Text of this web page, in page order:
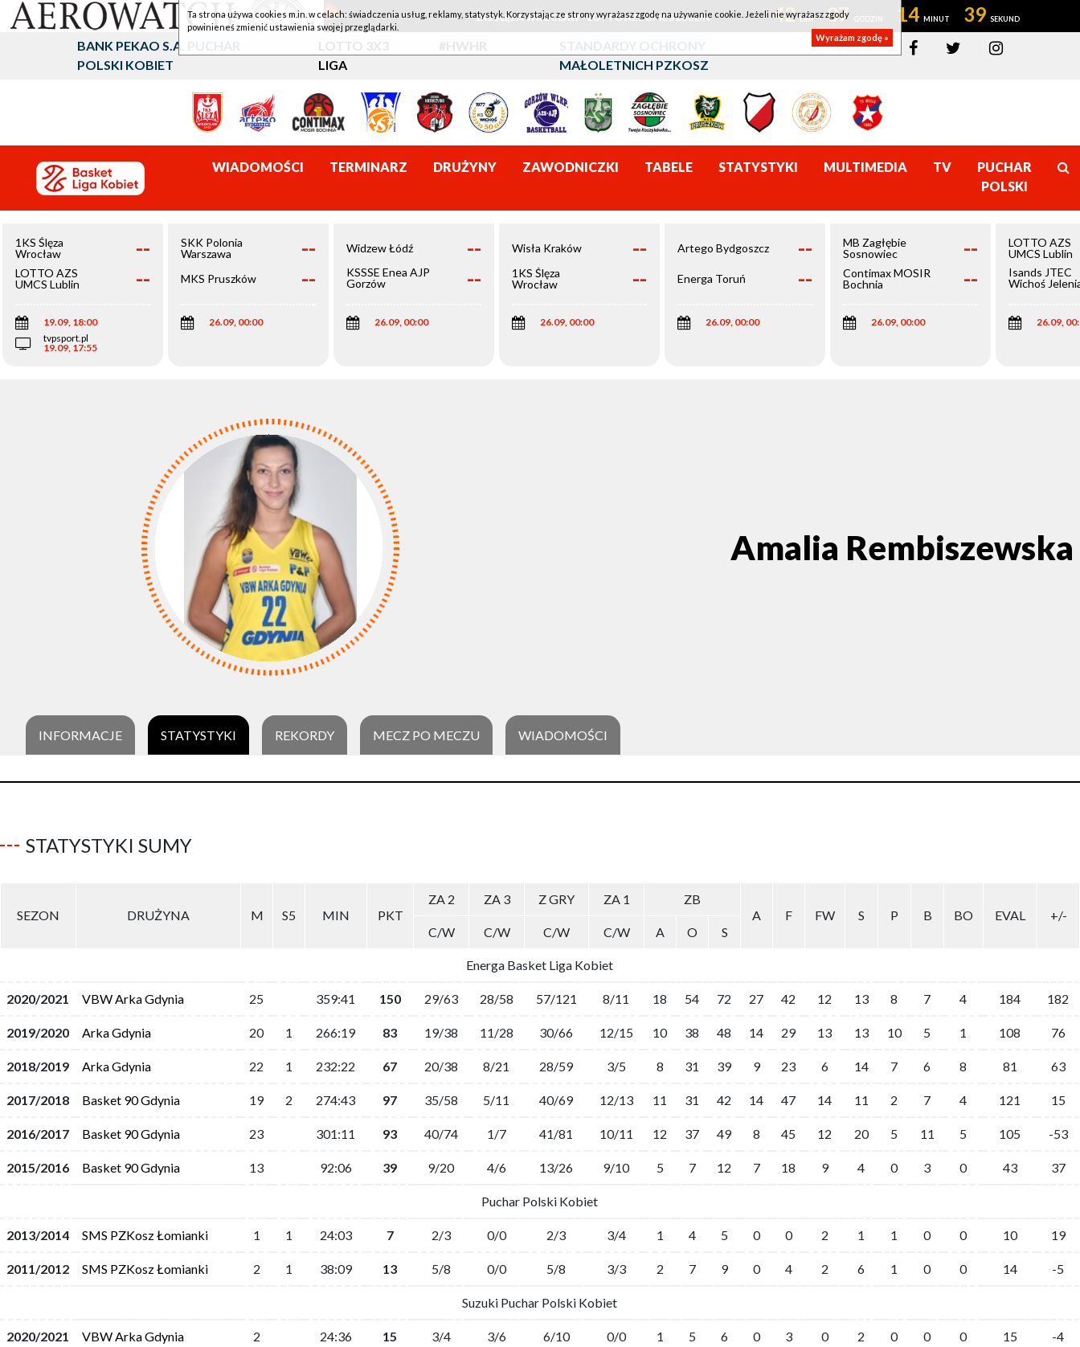
1KS ŚLĘZA WROCŁAW - LOTTO AZS UMCS LUBLIN 42 07 14 39
BANK PEKAO S.A. PUCHAR
POLSKI KOBIET
LOTTO 3X3
LIGA
#HWHR
STANDARDY OCHRONY
MAŁOLETNICH PZKOSZ
WIADOMOŚCI TERMINARZ DRUŻYNY ZAWODNICZKI TABELE STATYSTYKI MULTIMEDIA TV
PUCHAR
POLSKI
1KS Ślęza
Wrocław
--
LOTTO AZS
UMCS Lublin
--
19.09, 18:00
tvpsport.pl
19.09, 17:55
SKK Polonia
Warszawa
--
MKS Pruszków --
26.09, 00:00
Widzew Łódź --
KSSSE Enea AJP
Gorzów
--
26.09, 00:00
Wisła Kraków --
1KS Ślęza
Wrocław
--
26.09, 00:00
Artego Bydgoszcz --
Energa Toruń --
26.09, 00:00
MB Zagłębie
Sosnowiec
--
Contimax MOSIR
Bochnia
--
26.09, 00:00
LOTTO AZS
UMCS Lublin
Isands JTEC
Wichoś
26.09,
Amalia Rembiszewska
INFORMACJE STATYSTYKI REKORDY MECZ PO MECZU WIADOMOŚCI
STATYSTYKI SUMY
SEZON DRUŻYNA M S5 MIN PKT
ZA 2 ZA 3 Z GRY ZA 1
ZB
A
F FW S P B BO EVAL
+/-
C/W
C/W C/W C/W A O S
Energa Basket Liga Kobiet
2020/2021 VBW Arka Gdynia 25 359:41 150 29/63 28/58 57/121 8/11 18 54 72 27 42 12 13 8 7 4 184 182
2019/2020 Arka Gdynia 20 1 266:19 83 19/38 11/28 30/66 12/15 10 38 48 14 29 13 13 10 5 1 108 76
2018/2019 Arka Gdynia 22 1 232:22 67 20/38 8/21 28/59 3/5 8 31 39 9 23 6 14 7 6 8 81 63
2017/2018 Basket 90 Gdynia 19 2 274:43 97 35/58 5/11 40/69 12/13 11 31 42 14 47 14 11 2 7 4 121 15
2016/2017 Basket 90 Gdynia 23 301:11 93 40/74 1/7 41/81 10/11 12 37 49 8 45 12 20 5 11 5 105 -53
2015/2016 Basket 90 Gdynia 13 92:06 39 9/20 4/6 13/26 9/10 5 7 12 7 18 9 4 0 3 0 43 37
Puchar Polski Kobiet
2013/2014 SMS PZKosz Łomianki 1 1 24:03 7 2/3 0/0 2/3 3/4 1 4 5 0 0 2 1 1 0 0 10 19
2011/2012 SMS PZKosz Łomianki 2 1 38:09 13 5/8 0/0 5/8 3/3 2 7 9 0 4 2 6 1 0 0 14 -5
Suzuki Puchar Polski Kobiet
2020/2021 VBW Arka Gdynia 2 24:36 15 3/4 3/6 6/10 0/0 1 5 6 0 3 0 2 0 0 0 15 -4
Ta strona używa cookies m.in. w celach: świadczenia usług, reklamy, statystyk. Korzystając ze strony wyrażasz zgodę na używanie cookie. Jeżeli nie wyrażasz zgody
powinieneś zmienić ustawienia swojej przeglądarki.
Wyrażam zgodę »